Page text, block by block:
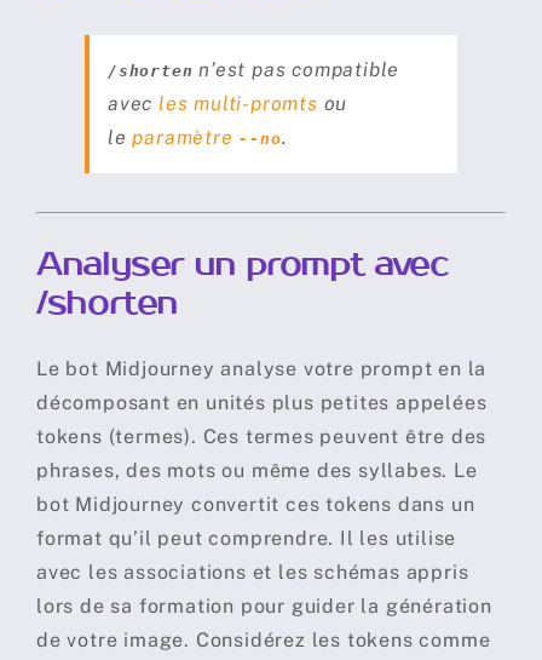
Taille d’image et format
Outils de Prompts avancés
Abonnements
Règles
/shorten n’est pas compatible
avec les multi-promts ou
leparamètre --no.
Analyser un prompt avec
/shorten
Le bot Midjourney analyse votre prompt en la
décomposant en unités plus petites appelées
tokens (termes). Ces termes peuvent être des
phrases, des mots ou même des syllabes. Le
bot Midjourney convertit ces tokens dans un
format qu’il peut comprendre. Il les utilise
avec les associations et les schémas appris
lors de sa formation pour guider la génération
de votre image. Considérez les tokens comme